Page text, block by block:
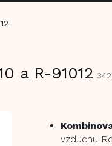
a R-91012
vzduchu